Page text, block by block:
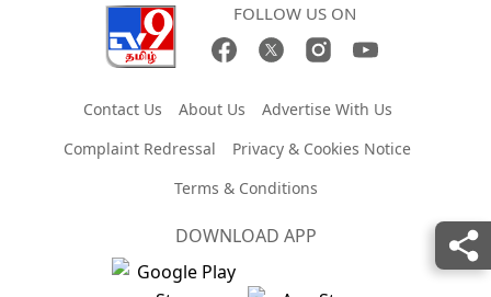
FOLLOW US ON
Contact Us About Us
Advertise With Us
Complaint Redressal
Privacy & Cookies Notice
Terms & Conditions
DOWNLOAD APP